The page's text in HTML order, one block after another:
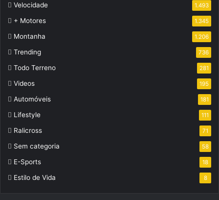
Velocidade 1.493
+ Motores 1.345
Montanha 1.206
Trending 736
Todo Terreno 281
Videos 195
Automóveis 181
Lifestyle 111
Ralicross 71
Sem categoria 58
E-Sports 18
Estilo de Vida 8